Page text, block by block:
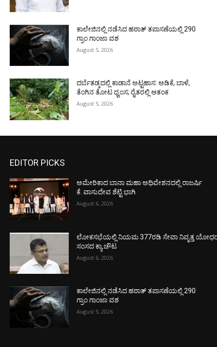
ಕಾಲೇಜಿನಲ್ಲಿ ನಡೆಸಿದ ಹಠಾತ್ ತಪಾಸಣೆಯಲ್ಲಿ 290
ಗ್ರಾಂ ಗಾಂಜಾ ವಶ
August 5, 2026
ದರ್ಬೆತಡ್ಕದಲ್ಲಿ ಕಾಡಾನೆ ಅಟ್ಟಹಾಸ: ಅಡಿಕೆ, ಬಾಳೆ,
ತೆಂಗಿನ ತೋಟ ಧ್ವಂಸ; ರೈತರಲ್ಲಿ ಆತಂಕ
August 5, 2026
EDITOR PICKS
ಅಮೇರಿಕಾದ ಬಾನಾ ಮಹಾ ಅಧಿವೇಶನದಲ್ಲಿ ರಾಜರ್ಷಿ
ಕೆ. ವಾಸುದೇವ ಶೆಟ್ಟಿ ಭಾಗಿ
August 6, 2026
ಲೋಕಸಭೆಯಲ್ಲಿ ನಿಯಮ 377ರಡಿ ಸೇವಾ ನಿವೃತ್ತ
ಸಂಸದ ಕ್ಯಾ.ಚೌಟ
August 6, 2026
ಕಾಲೇಜಿನಲ್ಲಿ ನಡೆಸಿದ ಹಠಾತ್ ತಪಾಸಣೆಯಲ್ಲಿ 290
ಗ್ರಾಂ ಗಾಂಜಾ ವಶ
August 5, 2026